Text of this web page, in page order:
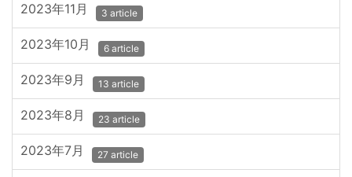
2023年11月 3 article
2023年10月 6 article
2023年9月 13 article
2023年8月 23 article
2023年7月 27 article